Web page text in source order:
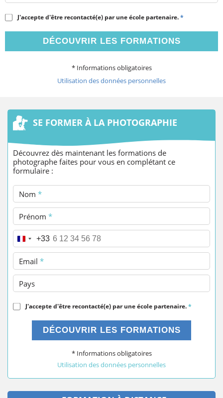
J'accepte d'être recontacté(e) par une école partenaire.*
DÉCOUVRIR LES FORMATIONS
* Informations obligatoires
Utilisation des données personnelles
SE FORMER À LA PHOTOGRAPHIE
Découvrez dès maintenant les formations de
photographe faites pour vous en complétant ce
formulaire :
Nom *
Prénom *
Téléphone *
+33
Email *
Pays
J'accepte d'être recontacté(e) par une école partenaire.*
DÉCOUVRIR LES FORMATIONS
* Informations obligatoires
Utilisation des données personnelles